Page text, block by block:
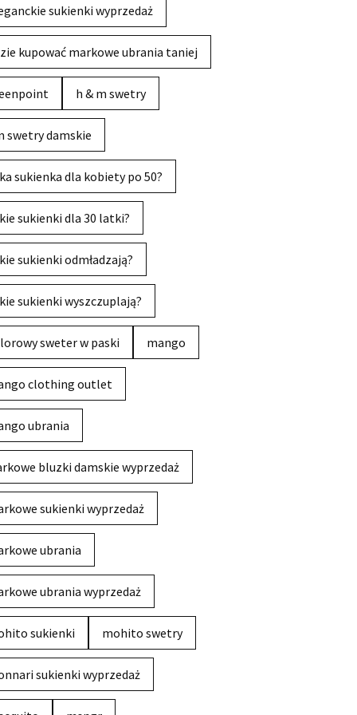
sukienki wyprzedaż
kupować markowe ubrania taniej
h & m swetry
swetry damskie
sukienka dla kobiety po 50?
sukienki dla 30 latki?
sukienki odmładzają?
sukienki wyszczuplają?
sweter w paski mango
clothing outlet
ubrania
bluzki damskie wyprzedaż
sukienki wyprzedaż
ubrania
ubrania wyprzedaż
sukienki mohito swetry
sukienki wyprzedaż